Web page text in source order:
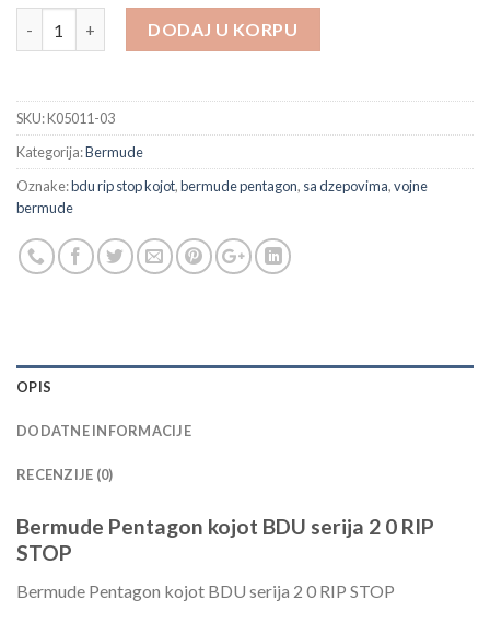
DODAJ U KORPU
SKU:K05011-03
Kategorija:Bermude
Oznake:bdu rip stop kojot,bermude pentagon, sa dzepovima,vojne
bermude
OPIS
DODATNE INFORMACIJE
RECENZIJE (0)
Bermude Pentagon kojot BDU serija 2 0 RIP
STOP
Bermude Pentagon kojot BDU serija 2 0 RIP STOP